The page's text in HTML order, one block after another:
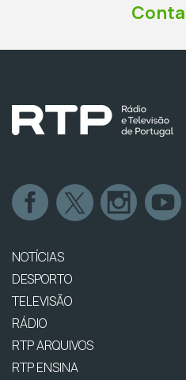
NOTÍCIAS
DESPORTO
TELEVISÃO
RÁDIO
RTP ARQUIVOS
RTP ENSINA